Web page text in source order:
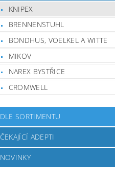
KNIPEX
BRENNENSTUHL
BONDHUS, VOELKEL A WITTE
MIKOV
NAREX BYSTŘICE
CROMWELL
DLE SORTIMENTU
ČEKAJÍCÍ ADEPTI
NOVINKY